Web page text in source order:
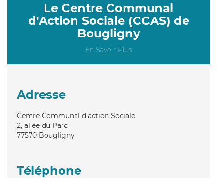
Le Centre Communal
d'Action Sociale (CCAS) de
Bougligny
En Savoir Plus
Adresse
Centre Communal d'action Sociale
2, allée du Parc
77570 Bougligny
Téléphone